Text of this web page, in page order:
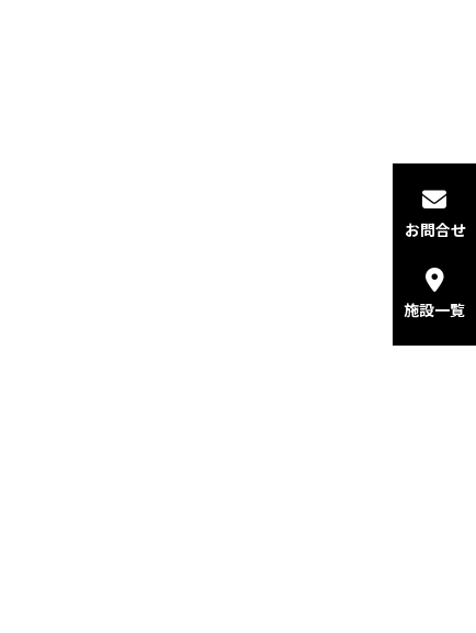
お問合せ
施設一覧